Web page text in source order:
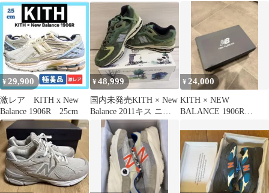
ハロー
¥29,900
激レア KITH x New
Balance 1906R 25cm
¥48,999
国内未発売KITH × New
Balance 2011キス ニュ
ーバランス
¥24,000
KITH × NEW
BALANCE 1906R